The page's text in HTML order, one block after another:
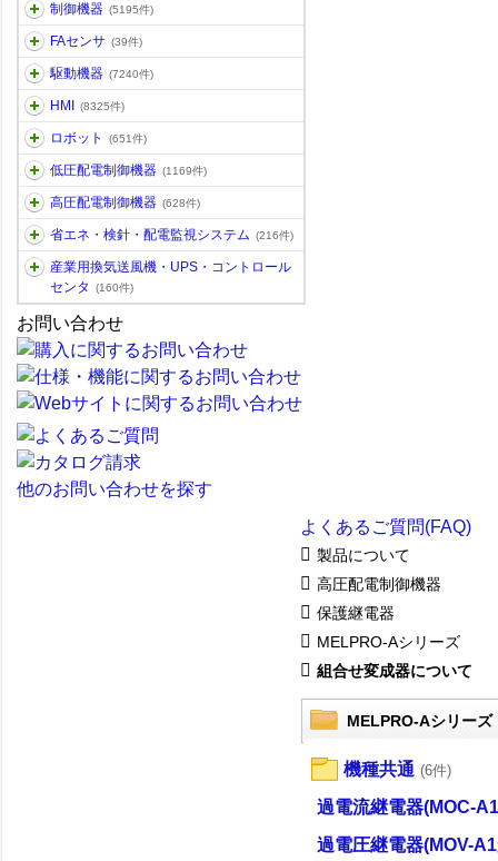
制御機器 (5195件)
FAセンサ (39件)
駆動機器 (7240件)
HMI (8325件)
ロボット (651件)
低圧配電制御機器 (1169件)
高圧配電制御機器 (628件)
省エネ・検針・配電監視システム (216件)
産業用換気送風機・UPS・コントロール
センタ
(160件)
お問い合わせ
他のお問い合わせを探す
よくあるご質問(FAQ)
製品について
高圧配電制御機器
保護継電器
MELPRO-Aシリーズ
組合せ変成器について
MELPRO-Aシリーズ
機種共通 (6件)
過電流継電器(MOC-
過電圧継電器(MOV-